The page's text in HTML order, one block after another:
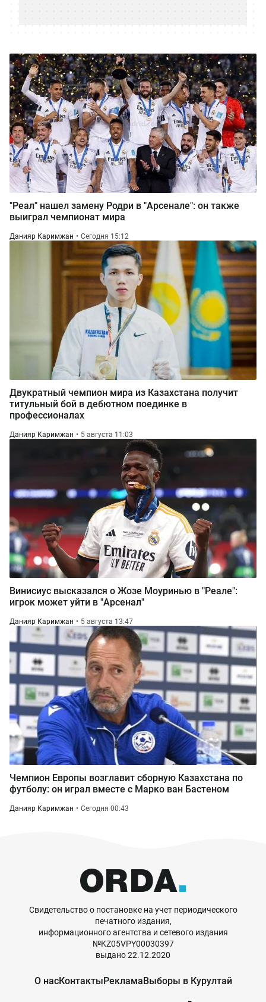
"Реал" нашел замену Родри в "Арсенале": он также
выиграл чемпионат мира
Данияр Каримжан Сегодня 15:12
Двукратный чемпион мира из Казахстана получит
титульный бой в дебютном поединке в
профессионалах
Данияр Каримжан 5 августа 11:03
Винисиус высказался о Жозе Моуринью в "Реале":
игрок может уйти в "Арсенал"
Данияр Каримжан 5 августа 13:47
Чемпион Европы возглавит сборную Казахстана по
футболу: он играл вместе с Марко ван Бастеном
Данияр Каримжан Сегодня 00:43
Свидетельство о постановке на учет периодического
печатного издания,
информационного агентства и сетевого издания
№KZ05VPY00030397
выдано 22.12.2020
О насКонтактыРекламаВыборы в Курултай